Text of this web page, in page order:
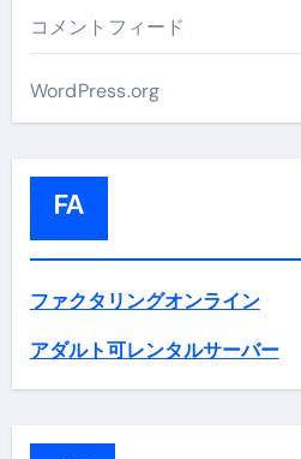
コメントフィード
WordPress.org
FA
ファクタリングオンライン
アダルト可レンタルサーバー